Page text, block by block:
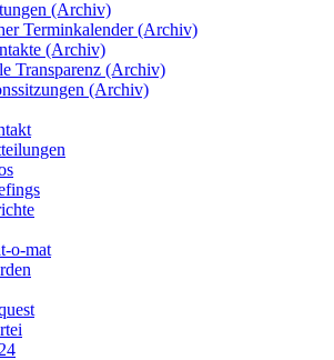
(Archiv)
Terminkalender (Archiv)
(Archiv)
Transparenz (Archiv)
(Archiv)
o-mat